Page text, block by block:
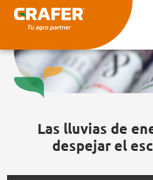
contenido
Las lluvias de
despejar el